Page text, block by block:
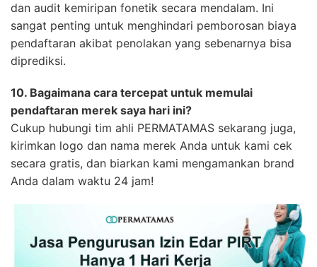
dan audit kemiripan fonetik secara mendalam. Ini
sangat penting untuk menghindari pemborosan biaya
pendaftaran akibat penolakan yang sebenarnya bisa
diprediksi.
10. Bagaimana cara tercepat untuk memulai
pendaftaran merek saya hari ini?
Cukup hubungi tim ahli PERMATAMAS sekarang juga,
kirimkan logo dan nama merek Anda untuk kami cek
secara gratis, dan biarkan kami mengamankan brand
Anda dalam waktu 24 jam!